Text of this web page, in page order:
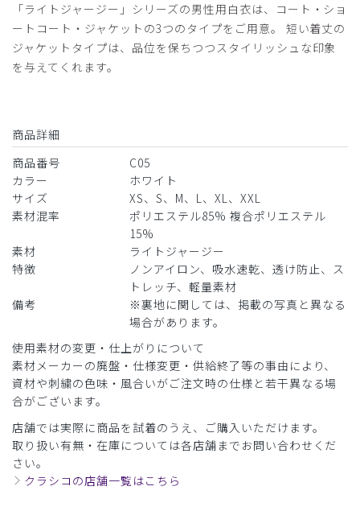
「ライトジャージー」シリーズの男性用白衣は、コート・ショ
ートコート・ジャケットの3つのタイプをご用意。 短い着丈の
ジャケットタイプは、品位を保ちつつスタイリッシュな印象
を与えてくれます。
商品詳細
商品番号
C05
カラー
ホワイト
サイズ
XS、S、M、L、XL、XXL
素材混率
ポリエステル85% 複合ポリエステル
15%
素材
ライトジャージー
特徴
ノンアイロン、吸水速乾、透け防止、ス
トレッチ、軽量素材
備考
※裏地に関しては、掲載の写真と異なる
場合があります。
使用素材の変更・仕上がりについて
素材メーカーの廃盤・仕様変更・供給終了等の事由により、
資材や刺繍の色味・風合いがご注文時の仕様と若干異なる場
合がございます。
店舗では実際に商品を試着のうえ、ご購入いただけます。
取り扱い有無・在庫については各店舗までお問い合わせくだ
さい。
クラシコの店舗一覧はこちら